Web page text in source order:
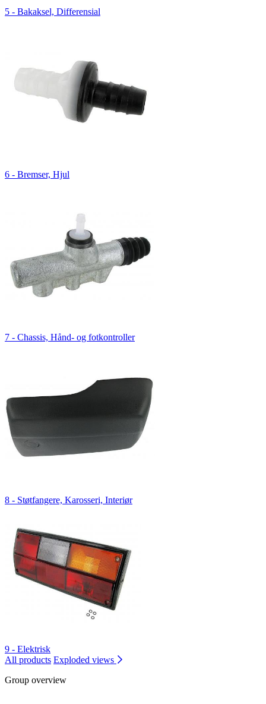
5 - Bakaksel, Differensial
6 - Bremser, Hjul
7 - Chassis, Hånd- og fotkontroller
8 - Støtfangere, Karosseri, Interiør
9 - Elektrisk
All products Exploded views
Group overview